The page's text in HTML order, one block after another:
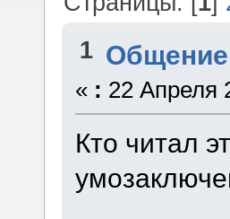
1 Общение
« : 22 Апреля
Кто читал